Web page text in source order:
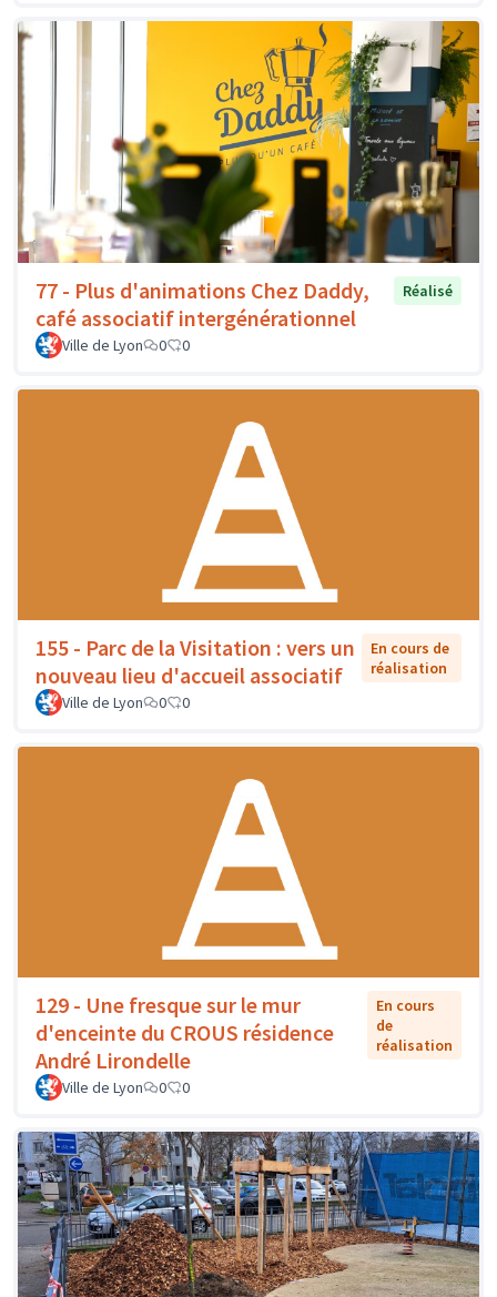
77 - Plus d'animations Chez Daddy,
café associatif intergénérationnel
Réalisé
Ville de Lyon 0 0
155 - Parc de la Visitation : vers un
nouveau lieu d'accueil associatif
En cours de
réalisation
Ville de Lyon
0 0
129 - Une fresque sur le mur
d'enceinte du CROUS résidence
André Lirondelle
En cours
de
réalisation
Ville de Lyon 0 0